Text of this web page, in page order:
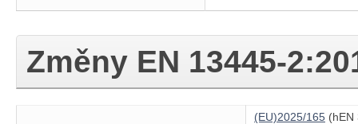
Změny EN 13445-
(EU)2025/165 (hEN